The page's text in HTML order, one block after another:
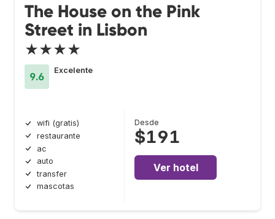
The House on the Pink
Street in Lisbon
★★★★
9.6
Excelente
wifi (gratis)
restaurante
ac
auto
transfer
mascotas
Desde
$191
Ver hotel